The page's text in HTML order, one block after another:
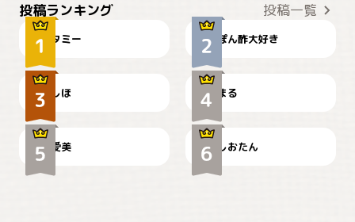
投稿ランキング 投稿一覧
タミー ぽん酢大好き
お弁当になりたいにゃ😽
しほ
🤦‍♀️
まる
かわいい毛玉つき
爱美
暑い日が続くにゃ
しおたん